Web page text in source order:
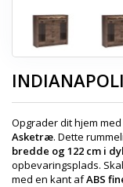
Opgrader dit hjem
Asketræ. Dette
bredde og 122 cm i
opbevaringsplads.
med en kant afABS